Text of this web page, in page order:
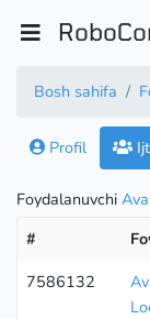
Bosh sahifa
Profil
Foydalanuvchi
#
7586132